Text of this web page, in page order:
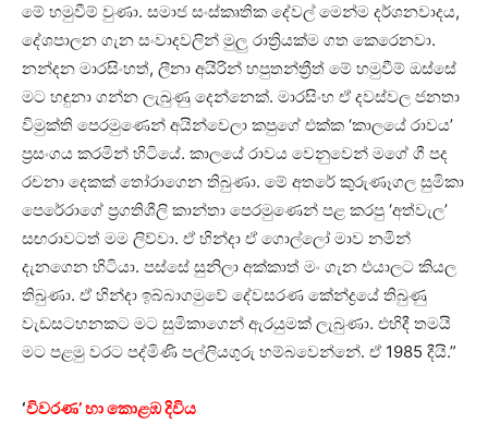
මේ හමුවීම් වුණා. සමාජ සංස්කෘතික දේවල් මෙන්ම දර්ශනවාදය,
දේශපාලන ගැන සංවාදවලින් මුලු රාත්‍රියක්ම ගත කෙරෙනවා.
නන්දන මාරසිංහත්, ලීනා අයිරින් හපුතන්ත්‍රීත් මේ හමුවීම් ඔස්සේ
මට හඳුනා ගන්න ලැබුණු දෙන්නෙක්. මාරසිංහ ඒ දවස්වල ජනතා
විමුක්ති පෙරමුණෙන් අයින්වෙලා කපුගේ එක්ක ‘කාලයේ රාවය’
ප්‍රසංගය කරමින් හිටියේ. කාලයේ රාවය වෙනුවෙන් මගේ ගී පද
රචනා දෙකක් තෝරාගෙන තිබුණා. මේ අතරේ කුරුණෑගල සුමිකා
පෙරේරාගේ ප්‍රගතිශීලි කාන්තා පෙරමුණෙන් පළ කරපු ‘අත්වැල’
සඟරාවටත් මම ලිව්වා. ඒ හින්දා ඒ ගොල්ලෝ මාව නමින්
දැනගෙන හිටියා. පස්සේ සුනිලා අක්කාත් මං ගැන එයාලට කියල
තිබුණා. ඒ හින්දා ඉබ්බාගමුවේ දේවසරණ කේන්ද්‍රයේ තිබුණු
වැඩසටහනකට මට සුමිකාගෙන් ඇරයුමක් ලැබුණා. එහිදී තමයි
මට පළමු වරට පද්මිණි පල්ලියගුරු හම්බවෙන්නේ. ඒ 1985 දීයි.”
‘විවරණ’ හා කොළඹ දිවිය